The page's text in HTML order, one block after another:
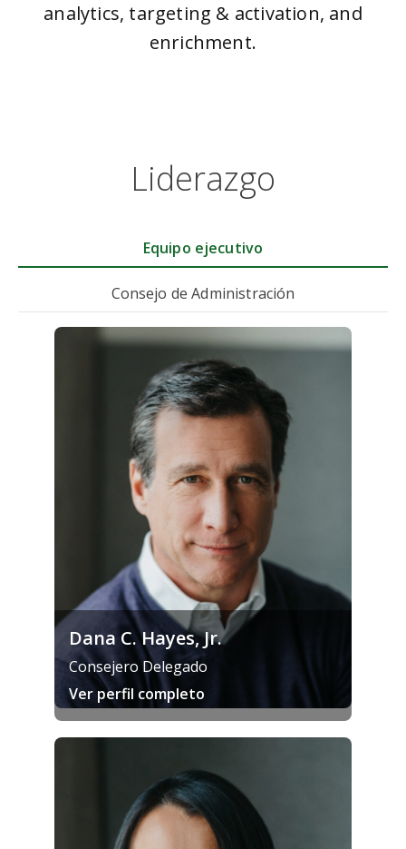
analytics, targeting & activation, and
enrichment.
Liderazgo
Equipo ejecutivo
Consejo de Administración
Dana C. Hayes, Jr.
Consejero Delegado
Ver perfil completo